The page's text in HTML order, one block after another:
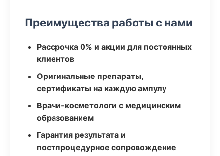
Преимущества работы с нами
Рассрочка 0% и акции для постоянных
клиентов
Оригинальные препараты,
сертификаты на каждую ампулу
Врачи-косметологи с медицинским
образованием
Гарантия результата и
постпроцедурное сопровождение